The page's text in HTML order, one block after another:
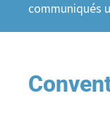
communiqués